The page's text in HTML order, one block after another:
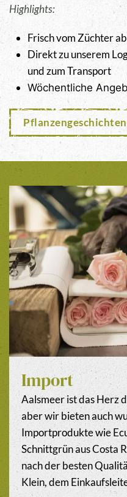
Highlights:
Frisch vom Züchter
Direkt zu unserem
und zum Transport
Wöchentliche
Pflanzengeschichten
Import
Aalsmeer ist das Herz
aber wir bieten auch
Importprodukte wie
Schnittgrün aus Costa
nach der besten
Klein, dem